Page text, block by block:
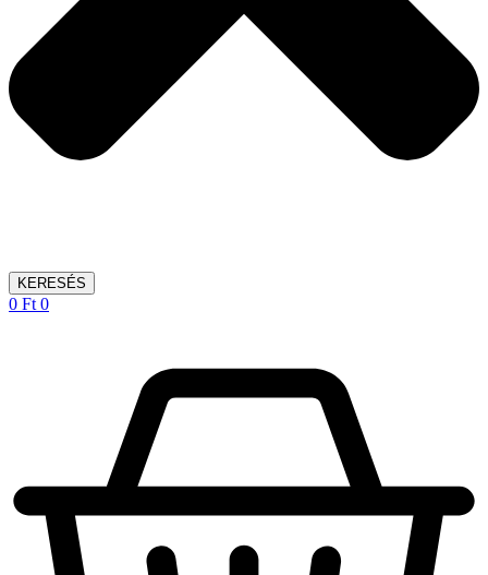
KERESÉS
0 Ft 0